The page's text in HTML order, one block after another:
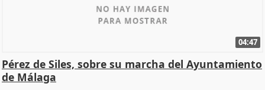
04:47
Pérez de Siles, sobre su marcha del Ayuntamiento
de Málaga